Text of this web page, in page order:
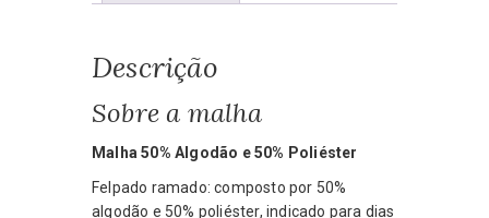
Descrição
Sobre a malha
Malha 50% Algodão e 50% Poliéster
Felpado ramado: composto por 50%
algodão e 50% poliéster, indicado para dias